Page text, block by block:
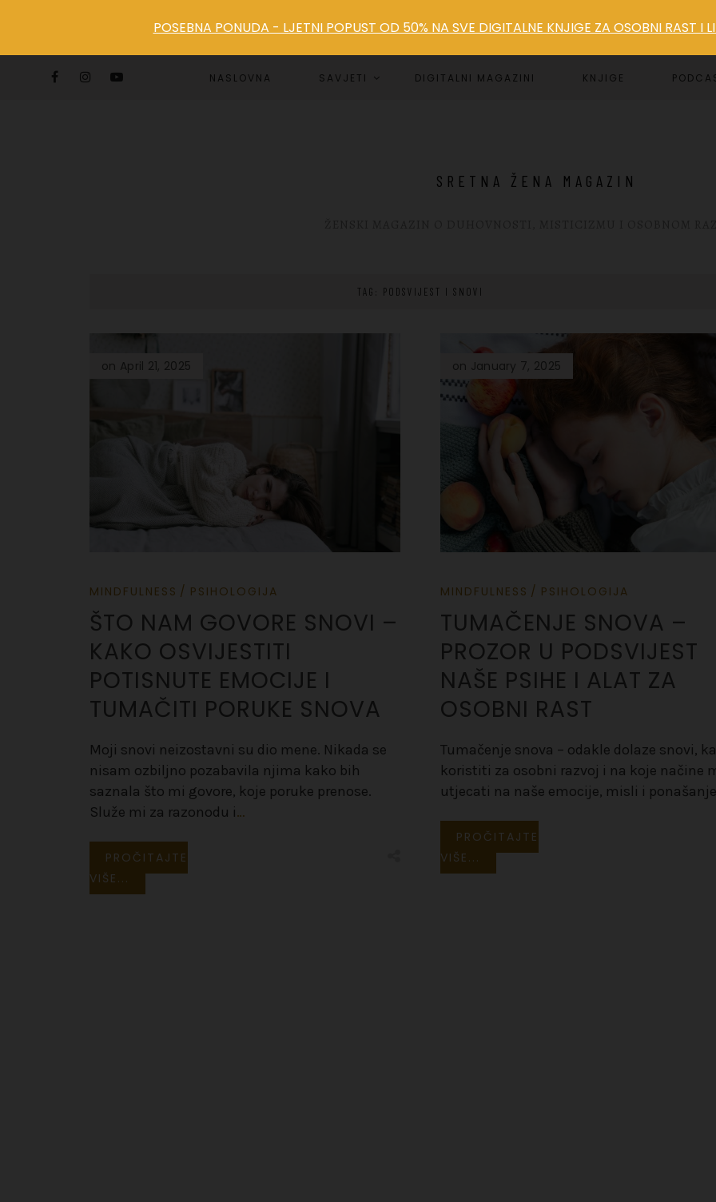
NASLOVNA SAVJETI DIGITALNI MAGAZINI KNJIGE
SRETNA ŽENA MAGAZIN
TAG: PODSVIJEST I SNOVI
on April 21, 2025
MINDFULNESS PSIHOLOGIJA
ŠTO NAM GOVORE SNOVI –
KAKO OSVIJESTITI
POTISNUTE EMOCIJE I
TUMAČITI PORUKE SNOVA
Moji snovi neizostavni su dio mene. Nikada se
nisam ozbiljno pozabavila njima kako bih
saznala što mi govore, koje poruke prenose.
Služe mi za razonodu i…
PROČITAJTE
VIŠE...
on January 7, 2025
MINDFULNESS PSIHOLOGIJA
TUMAČENJE SNOVA –
PROZOR U PODSVIJEST
NAŠE PSIHE I ALAT ZA
OSOBNI RAST
Tumačenje snova – odakle dolaze snovi,
koristiti za osobni razvoj i na koje načine
utjecati na naše emocije, misli i
PROČITAJTE
VIŠE...
POSEBNA PONUDA - LJETNI POPUST OD 50% NA SVE DIGITALNE KNJIGE ZA OSOBNI RAST I